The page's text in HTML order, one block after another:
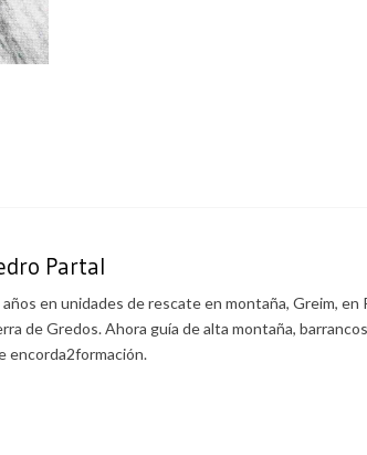
Partal
años en unidades de rescate en montaña, Greim, en
de Gredos. Ahora guía de alta montaña,
encorda2formación.